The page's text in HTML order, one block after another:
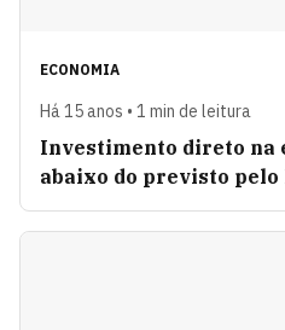
ECONOMIA
Há 15 anos • 1 min de leitura
Investimento direto na
abaixo do previsto pelo